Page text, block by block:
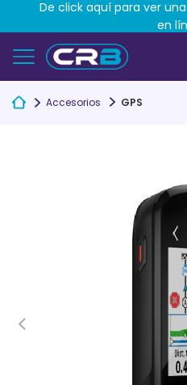
Accesorios GPS
De click aquí para ver
en